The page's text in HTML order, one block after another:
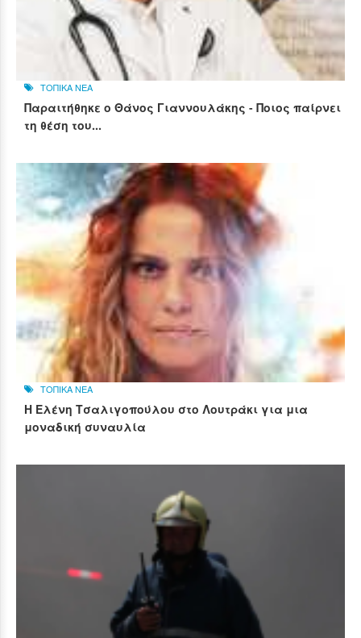
ΤΟΠΙΚΑ ΝΕΑ
Παραιτήθηκε ο Θάνος Γιαννουλάκης - Ποιος παίρνει
τη θέση του...
ΤΟΠΙΚΑ ΝΕΑ
Η Ελένη Τσαλιγοπούλου στο Λουτράκι για μια
μοναδική συναυλία